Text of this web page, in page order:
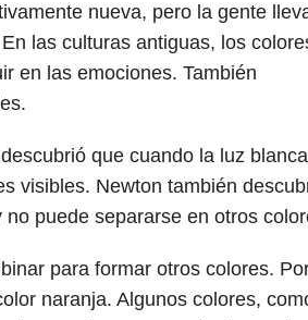
nueva, pero la gente
las culturas antiguas, los
en las emociones. También
que cuando la luz
visibles. Newton también
puede separarse en otros
para formar otros colores.
naranja. Algunos colores,